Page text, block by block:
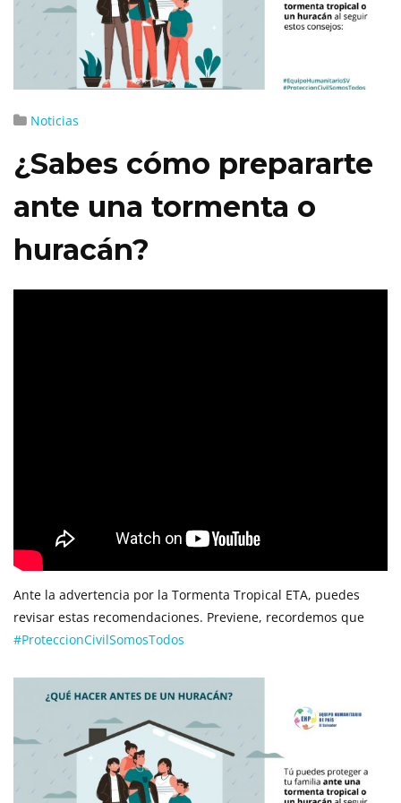
Noticias
¿Sabes cómo prepararte
ante una tormenta o
huracán?
Ante la advertencia por la Tormenta Tropical ETA, puedes
revisar estas recomendaciones. Previene, recordemos que
#ProteccionCivilSomosTodos